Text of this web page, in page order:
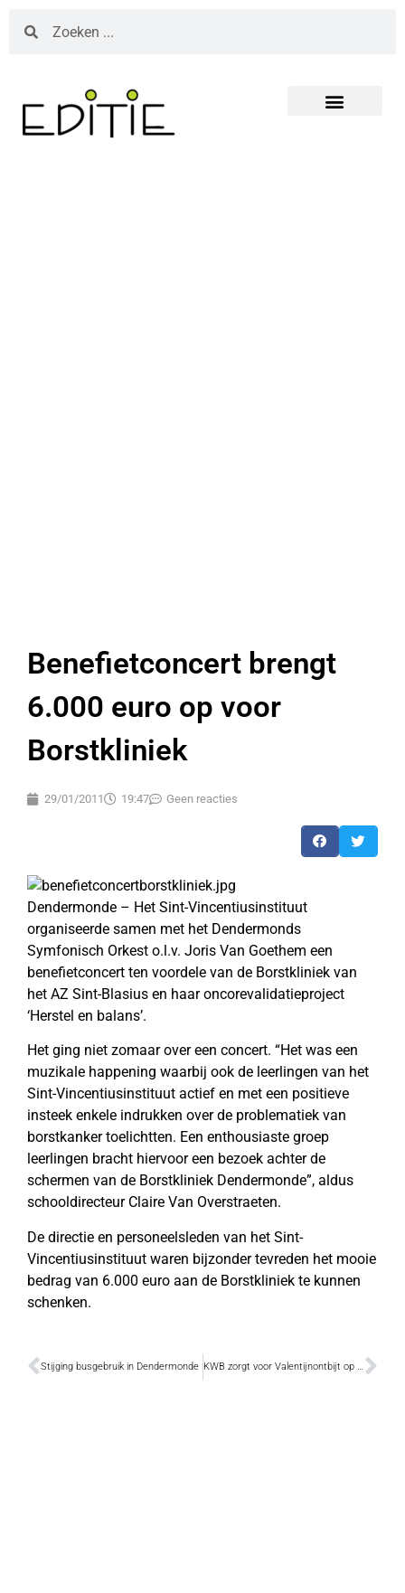
Benefietconcert brengt
6.000 euro op voor
Borstkliniek
29/01/2011 19:47 Geen reacties
Dendermonde – Het Sint-Vincentiusinstituut
organiseerde samen met het Dendermonds
Symfonisch Orkest o.l.v. Joris Van Goethem een
benefietconcert ten voordele van de Borstkliniek van
het AZ Sint-Blasius en haar oncorevalidatieproject
‘Herstel en balans’.
Het ging niet zomaar over een concert. “Het was een
muzikale happening waarbij ook de leerlingen van het
Sint-Vincentiusinstituut actief en met een positieve
insteek enkele indrukken over de problematiek van
borstkanker toelichtten. Een enthousiaste groep
leerlingen bracht hiervoor een bezoek achter de
schermen van de Borstkliniek Dendermonde”, aldus
schooldirecteur Claire Van Overstraeten.
De directie en personeelsleden van het Sint-
Vincentiusinstituut waren bijzonder tevreden het mooie
bedrag van 6.000 euro aan de Borstkliniek te kunnen
schenken.
Stijging busgebruik in Dendermonde KWB zorgt voor Valentijnontbijt op bed